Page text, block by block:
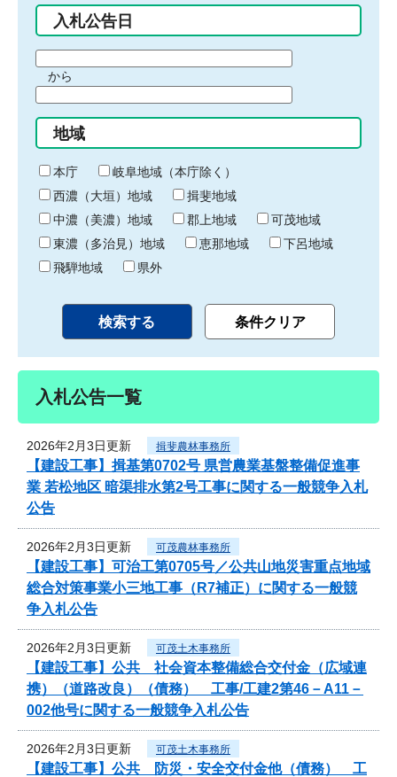
入札公告日
間
始
り
から
間
終
わ
り
地域
本庁
岐阜地域（本庁除く）
西濃（大垣）地域
揖斐地域
中濃（美濃）地域
郡上地域
可茂地域
東濃（多治見）地域
恵那地域
下呂地域
飛騨地域
県外
入札公告一覧
2026年2月3日更新 揖斐農林事務所
【建設工事】揖基第0702号 県営農業基盤整備促進事
業 若松地区 暗渠排水第2号工事に関する一般競争入札
公告
2026年2月3日更新 可茂農林事務所
【建設工事】可治工第0705号／公共山地災害重点地域
総合対策事業小三地工事（R7補正）に関する一般競
争入札公告
2026年2月3日更新 可茂土木事務所
【建設工事】公共 社会資本整備総合交付金（広域連
携）（道路改良）（債務） 工事/工建2第46－A11－
002他号に関する一般競争入札公告
2026年2月3日更新 可茂土木事務所
【建設工事】公共 防災・安全交付金他（債務） 工